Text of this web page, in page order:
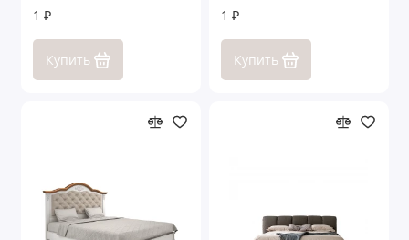
1 ₽
Купить
1 ₽
Купить